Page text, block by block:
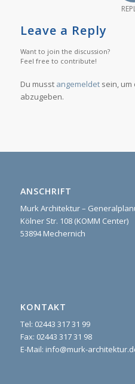
Leave a Reply
Want to join the discussion?
Feel free to contribute!
Du musst angemeldetsein, um
abzugeben.
ANSCHRIFT
Murk Architektur –
Kölner Str. 108 (KOMM Center)
53894 Mechernich
KONTAKT
Tel: 02443 317 31 99
Fax: 02443 317 31 98
E-Mail: info@murk-